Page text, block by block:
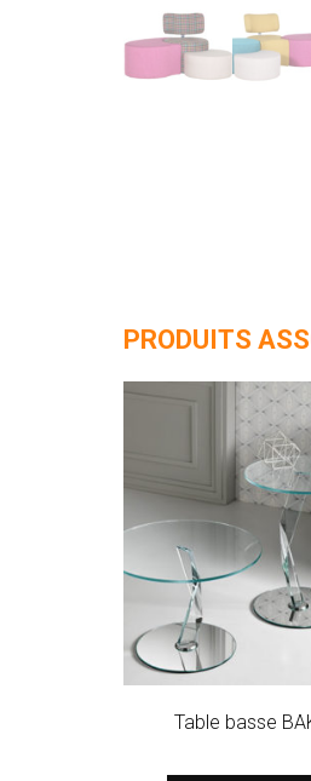
PRODUITS
Table basse